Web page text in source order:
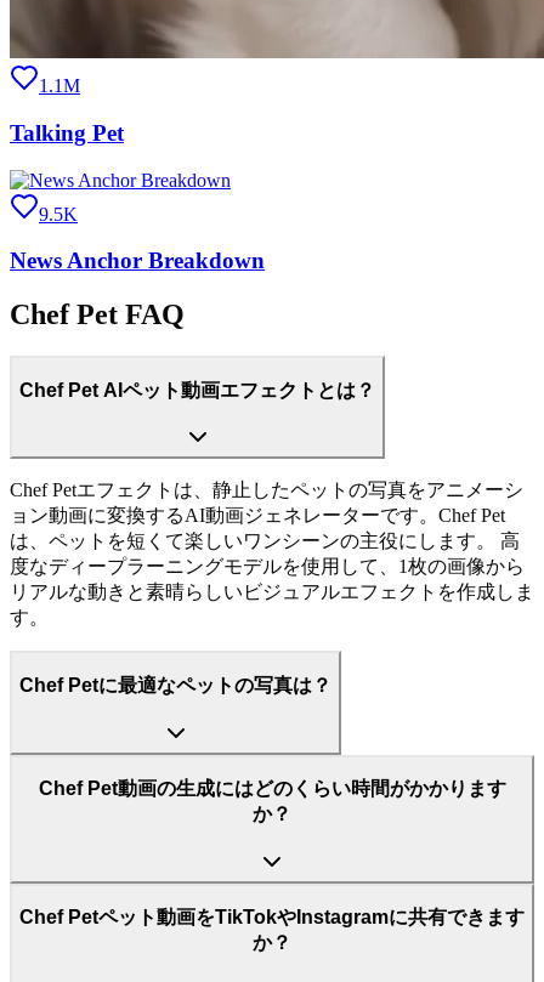
1.1M
Talking Pet
9.5K
News Anchor Breakdown
Chef Pet FAQ
Chef Pet AIペット動画エフェクトとは？
Chef Petエフェクトは、静止したペットの写真をアニメーシ
ョン動画に変換するAI動画ジェネレーターです。Chef Pet
は、ペットを短くて楽しいワンシーンの主役にします。 高
度なディープラーニングモデルを使用して、1枚の画像から
リアルな動きと素晴らしいビジュアルエフェクトを作成しま
す。
Chef Petに最適なペットの写真は？
Chef Pet動画の生成にはどのくらい時間がかかります
か？
Chef Petペット動画をTikTokやInstagramに共有できます
か？